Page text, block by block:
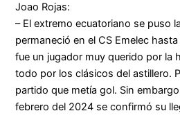
Joao Rojas:
– El extremo ecuatoriano se puso
permaneció en el CS Emelec
fue un jugador muy querido por la
todo por los clásicos del astillero.
partido que metía gol. Sin
febrero del 2024 se confirmó su